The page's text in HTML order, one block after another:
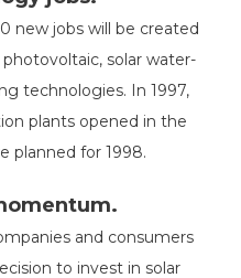
new jobs will be created
solar water-
technologies. In 1997,
plants opened in the
planned for 1998.
and consumers
to invest in solar